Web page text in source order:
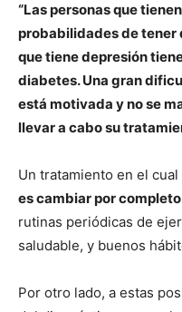
“Las personas que
probabilidades de tener
que tiene depresión
diabetes. Una gran
está motivada y no se
llevar a cabo su
Un tratamiento en el cual
es cambiar por
rutinas periódicas de
saludable, y buenos
Por otro lado, a estas